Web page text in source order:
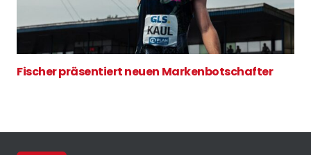
Fischer präsentiert neuen Markenbotschafter